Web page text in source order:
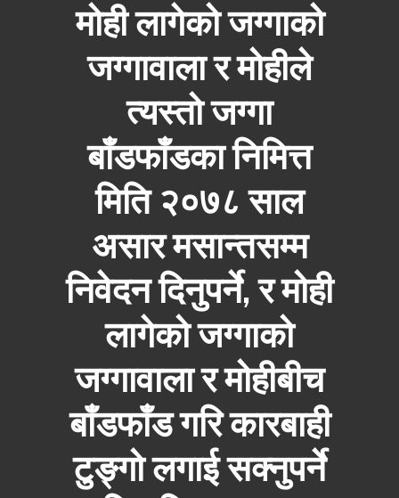
मोही लागेको जग्गाको
जग्गावाला र मोहीले
त्यस्तो जग्गा
बाँडफाँडका निमित्त
मिति २०७८ साल
असार मसान्तसम्म
निवेदन दिनुपर्ने, र मोही
लागेको जग्गाको
जग्गावाला र मोहीबीच
बाँडफाँड गरि कारबाही
टुङ्गो लगाई सक्नुपर्ने